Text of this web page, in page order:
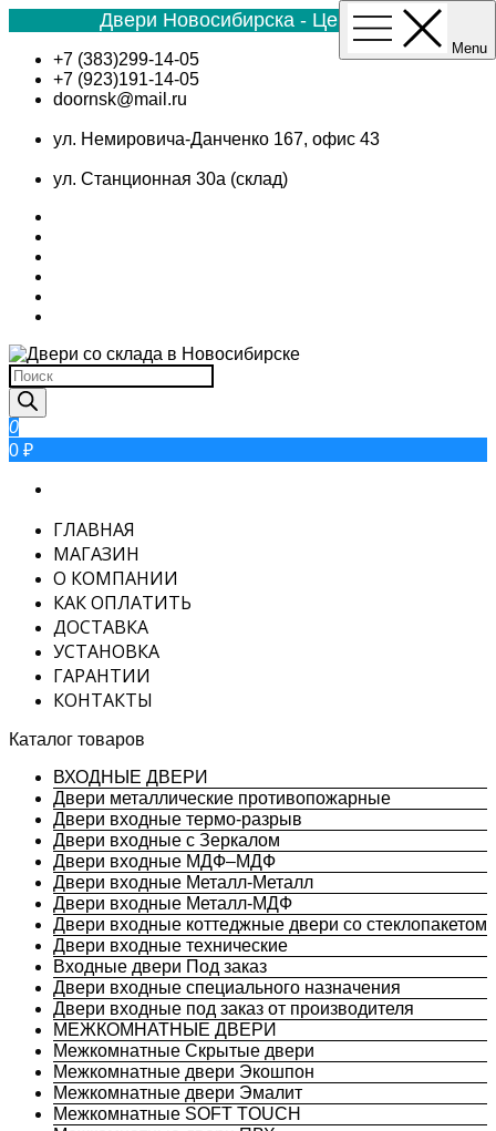
Двери Новосибирска - Цена №1
Skip
content
+7 (383)299-14-05
+7 (923)191-14-05
doornsk@mail.ru
ул. Немировича-Данченко 167, офис 43
ул. Станционная 30а (склад)
Поиск
товаров
0
0 ₽
Menu
ГЛАВНАЯ
МАГАЗИН
О КОМПАНИИ
КАК ОПЛАТИТЬ
ДОСТАВКА
УСТАНОВКА
ГАРАНТИИ
КОНТАКТЫ
Каталог товаров
ВХОДНЫЕ ДВЕРИ
Двери металлические противопожарные
Двери входные термо-разрыв
Двери входные с Зеркалом
Двери входные МДФ–МДФ
Двери входные Металл-Металл
Двери входные Металл-МДФ
Двери входные коттеджные двери со стеклопакетом
Двери входные технические
Входные двери Под заказ
Двери входные специального назначения
Двери входные под заказ от производителя
МЕЖКОМНАТНЫЕ ДВЕРИ
Межкомнатные Скрытые двери
Межкомнатные двери Экошпон
Межкомнатные двери Эмалит
Межкомнатные SOFT TOUCH